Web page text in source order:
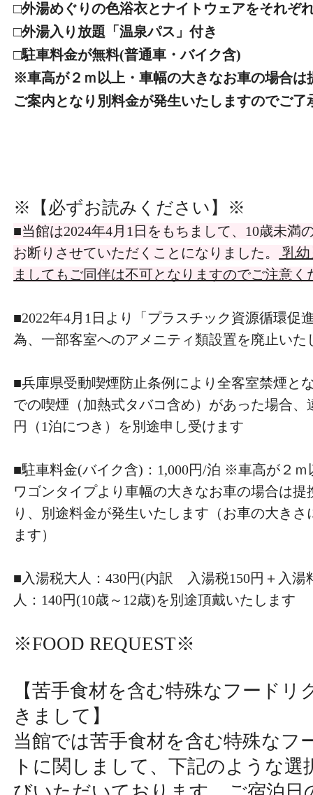
□外湯めぐりの色浴衣とナイトウェアをそれぞ
□外湯入り放題「温泉パス」付き
□駐車料金が無料(普通車・バイク含)
※車高が２ｍ以上・車幅の大きなお車の場合は
ご案内となり別料金が発生いたしますのでご了
※【必ずお読みください】 ※
■当館は2024年4月1日をもちまして、10歳未満
お断りさせていただくことになりました。
乳幼
ましてもご同伴は不可となりますのでご注意く
■2022年4月1日より「プラスチック資源循環促
為、一部客室へのアメニティ類設置を廃止いた
■兵庫県受動喫煙防止条例により全客室禁煙と
での喫煙（加熱式タバコ含め）があった場合、
円（1泊につき）を別途申し受けます
■駐車料金(バイク含)：1,000円/泊 ※車高が２ｍ
ワゴンタイプより車幅の大きなお車の場合は提
り、別途料金が発生いたします（お車の大き
ます）
■入湯税大人：430円(内訳 入湯税150円＋入湯
人：140円(10歳～12歳)を別途頂戴いたします
※FOOD REQUEST※
【苦手食材を含む特殊なフードリ
きまして】
当館では苦手食材を含む特殊なフ
トに関しまして、下記のような選